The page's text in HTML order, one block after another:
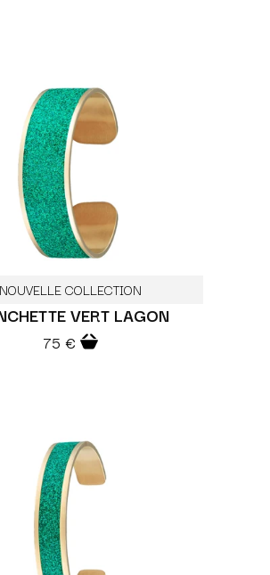
NOUVELLE COLLECTION
VERT LAGON
75 €